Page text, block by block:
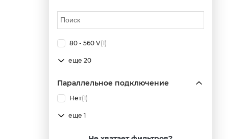
80 - 560 V(1)
еще 20
Параллельное подключение
Нет(1)
еще 1